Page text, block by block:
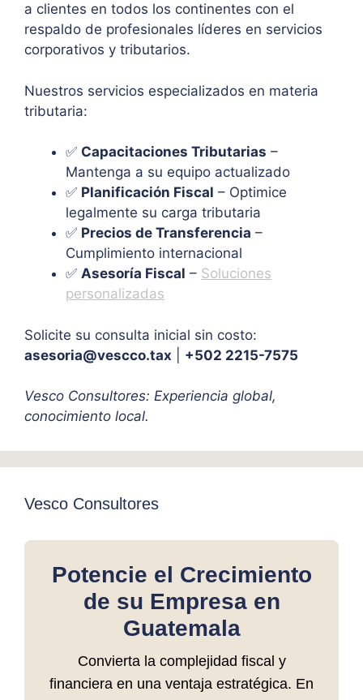
a clientes en todos los continentes con el
respaldo de profesionales líderes en servicios
corporativos y tributarios.
Nuestros servicios especializados en materia
tributaria:
✅ Capacitaciones Tributarias –
Mantenga a su equipo actualizado
✅ Planificación Fiscal – Optimice
legalmente su carga tributaria
✅ Precios de Transferencia –
Cumplimiento internacional
✅ Asesoría Fiscal – Soluciones
personalizadas
Solicite su consulta inicial sin costo:
asesoria@vescco.tax
+502 2215-7575
Vesco Consultores: Experiencia global,
conocimiento local.
Vesco Consultores
Potencie el Crecimiento
de su Empresa en
Guatemala
Convierta la complejidad fiscal y
financiera en una ventaja estratégica. En